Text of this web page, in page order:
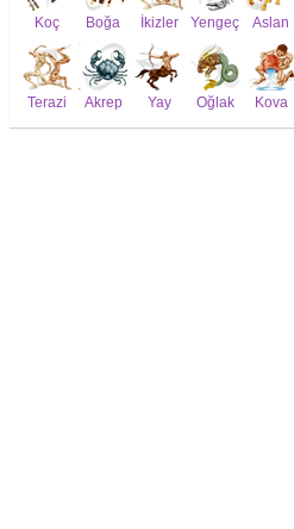
Koç Boğa İkizler Yengeç Aslan
Terazi Akrep Yay Oğlak Kova